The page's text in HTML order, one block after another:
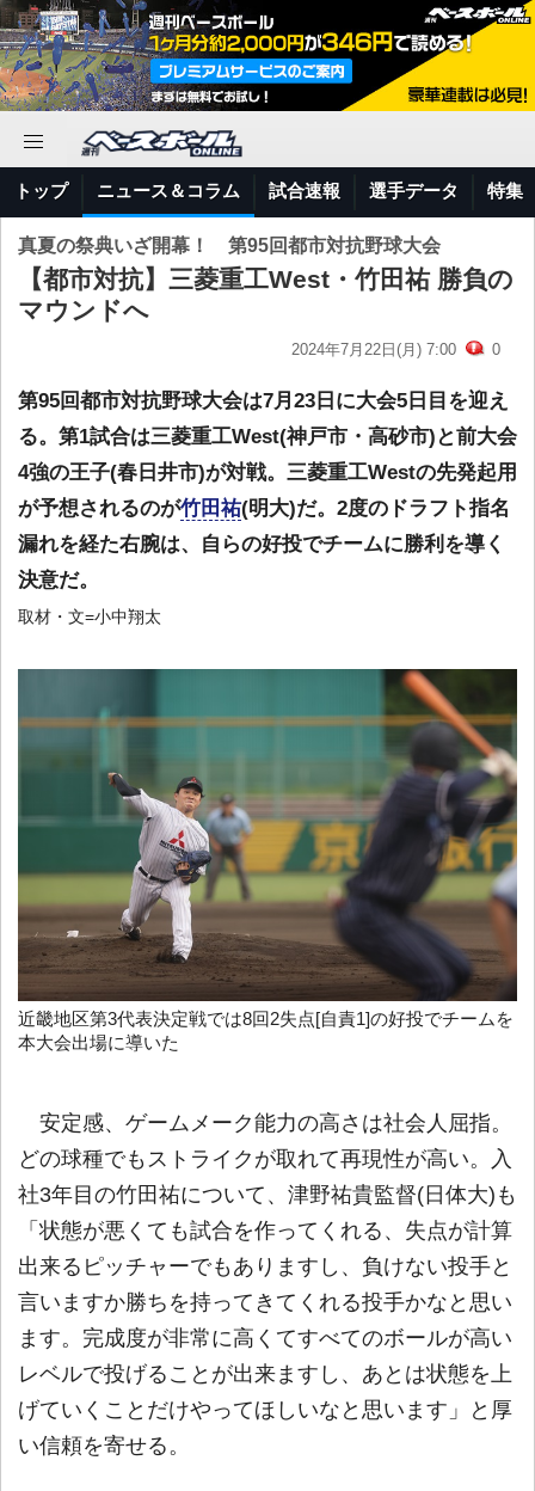
トップ ニュース＆コラム 試合速報 選手データ 特集
真夏の祭典いざ開幕！ 第95回都市対抗野球大会
【都市対抗】三菱重工West・竹田祐 勝負の
マウンドへ
2024年7月22日(月) 7:00 0
第95回都市対抗野球大会は7月23日に大会5日目を迎え
る。第1試合は三菱重工West(神戸市・高砂市)と前大会
4強の王子(春日井市)が対戦。三菱重工Westの先発起用
が予想されるのが竹田祐(明大)だ。2度のドラフト指名
漏れを経た右腕は、自らの好投でチームに勝利を導く
決意だ。
取材・文=小中翔太
近畿地区第3代表決定戦では8回2失点[自責1]の好投でチームを
本大会出場に導いた
安定感、ゲームメーク能力の高さは社会人屈指。
どの球種でもストライクが取れて再現性が高い。入
社3年目の竹田祐について、津野祐貴監督(日体大)も
「状態が悪くても試合を作ってくれる、失点が計算
出来るピッチャーでもありますし、負けない投手と
言いますか勝ちを持ってきてくれる投手かなと思い
ます。完成度が非常に高くてすべてのボールが高い
レベルで投げることが出来ますし、あとは状態を上
げていくことだけやってほしいなと思います」と厚
い信頼を寄せる。